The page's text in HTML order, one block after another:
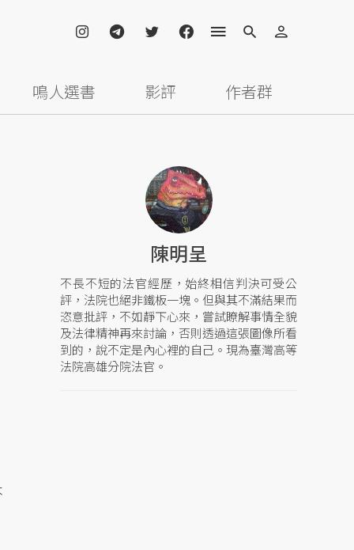
鳴人選書 影評 作者群
陳明呈
不長不短的法官經歷，始終相信判決可受公
評，法院也絕非鐵板一塊。但與其不滿結果而
恣意批評，不如靜下心來，嘗試瞭解事情全貌
及法律精神再來討論，否則透過這張圖像所看
到的，說不定是內心裡的自己。現為臺灣高等
法院高雄分院法官。